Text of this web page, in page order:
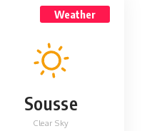
Weather
Sousse
Clear Sky